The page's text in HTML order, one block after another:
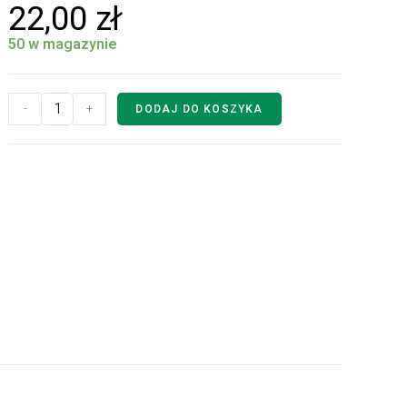
22,00 zł
50 w magazynie
- + DODAJ DO KOSZYKA